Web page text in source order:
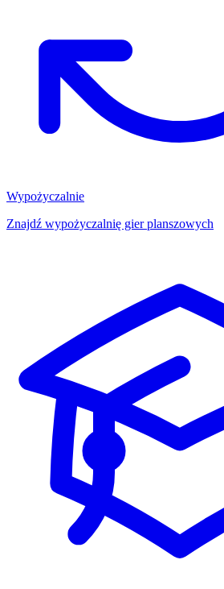
Wypożyczalnie
Znajdź wypożyczalnię gier planszowych